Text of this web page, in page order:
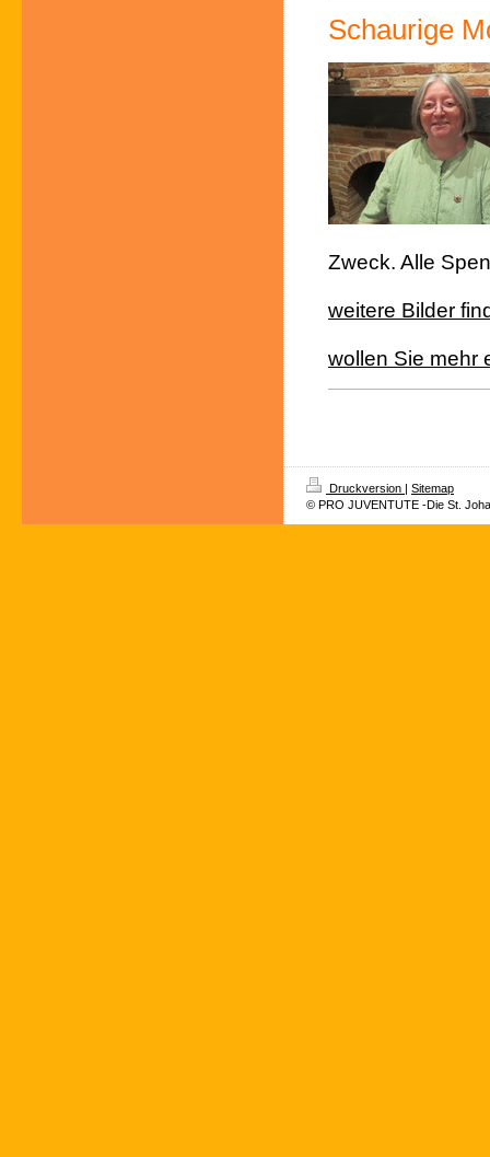
Schaurige
Zweck. Alle
weitere Bilder
wollen Sie mehr
Druckversion | Sitemap
© PRO JUVENTUTE -Die St.